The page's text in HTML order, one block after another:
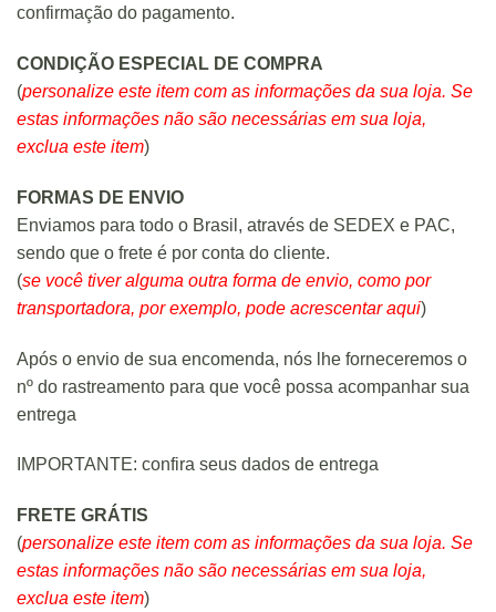
confirmação do pagamento.
CONDIÇÃO ESPECIAL DE COMPRA
(personalize este item com as informações da sua loja. Se
estas informações não são necessárias em sua loja,
exclua este item)
FORMAS DE ENVIO
Enviamos para todo o Brasil, através de SEDEX e PAC,
sendo que o frete é por conta do cliente.
(se você tiver alguma outra forma de envio, como por
transportadora, por exemplo, pode acrescentar aqui)
Após o envio de sua encomenda, nós lhe forneceremos o
nº do rastreamento para que você possa acompanhar sua
entrega
IMPORTANTE: confira seus dados de entrega
FRETE GRÁTIS
(personalize este item com as informações da sua loja. Se
estas informações não são necessárias em sua loja,
exclua este item)